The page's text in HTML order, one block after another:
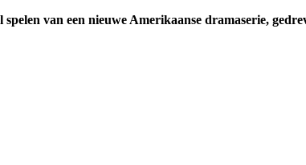
van een nieuwe Amerikaanse dramaserie,